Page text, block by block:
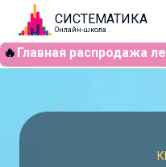
СИСТЕМАТИКА
Онлайн-школа
🔥 Главная распродажа